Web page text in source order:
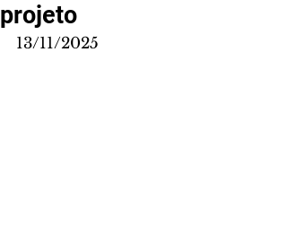
projeto
13/11/2025